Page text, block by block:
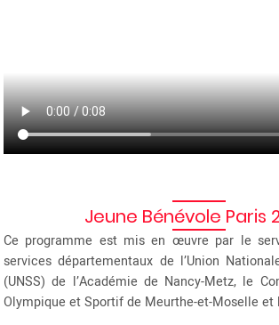
Jeune Bénévole Paris
Ce programme est mis en œuvre par le
services départementaux de l’Union
(UNSS) de l’Académie de Nancy-Metz, le
Olympique et Sportif de Meurthe-et-Moselle et